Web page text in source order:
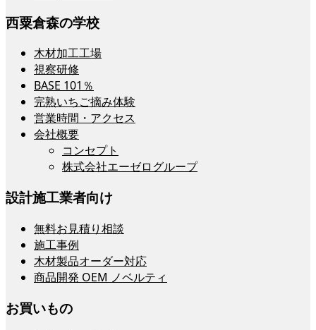
西粟倉森の学校
木材加工工場
視察研修
BASE 101％
完熟いちご摘み体験
営業時間・アクセス
会社概要
コンセプト
株式会社エーゼログループ
設計施工業者向け
無料お見積り相談
施工事例
木材製品オーダー対応
商品開発 OEM ノベルティ
お買いもの